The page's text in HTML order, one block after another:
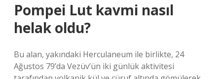
Pompei Lut kavmi nasıl
helak oldu?
Bu alan, yakındaki Herculaneum ile birlikte, 24
Ağustos 79’da Vezüv’ün iki günlük aktivitesi